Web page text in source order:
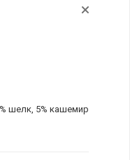
шелк, 5% кашемир